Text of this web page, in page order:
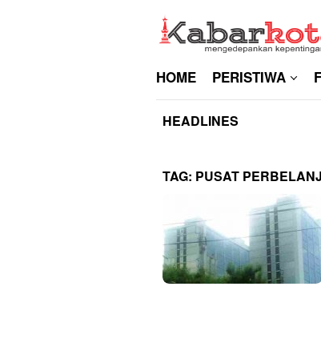
HOME PERISTIWA
HEADLINES
TAG: PUSAT